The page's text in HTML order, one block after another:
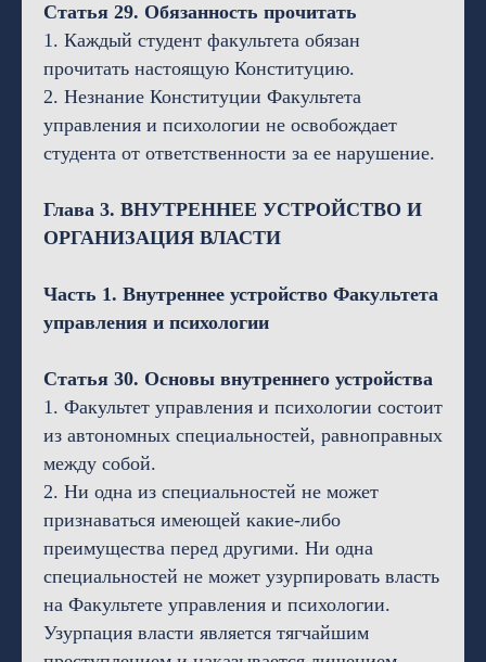
Статья 29. Обязанность прочитать
1. Каждый студент факультета обязан
прочитать настоящую Конституцию.
2. Незнание Конституции Факультета
управления и психологии не освобождает
студента от ответственности за ее нарушение.
Глава 3. ВНУТРЕННЕЕ УСТРОЙСТВО И
ОРГАНИЗАЦИЯ ВЛАСТИ
Часть 1. Внутреннее устройство Факультета
управления и психологии
Статья 30. Основы внутреннего устройства
1. Факультет управления и психологии состоит
из автономных специальностей, равноправных
между собой.
2. Ни одна из специальностей не может
признаваться имеющей какие-либо
преимущества перед другими. Ни одна
специальностей не может узурпировать власть
на Факультете управления и психологии.
Узурпация власти является тягчайшим